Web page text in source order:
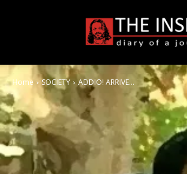
INSIGHT
Home SOCIETY ADDIO! ARRIVE...